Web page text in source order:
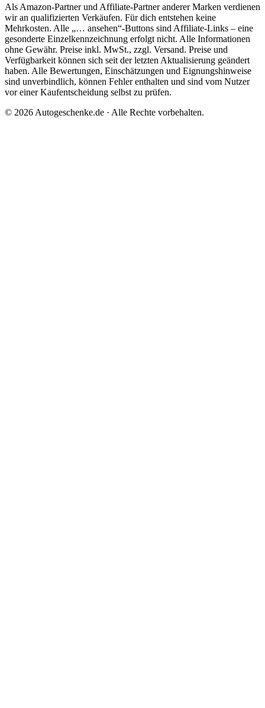
Als Amazon-Partner und Affiliate-Partner anderer Marken verdienen
wir an qualifizierten Verkäufen. Für dich entstehen keine
Mehrkosten. Alle „… ansehen“-Buttons sind Affiliate-Links – eine
gesonderte Einzelkennzeichnung erfolgt nicht. Alle Informationen
ohne Gewähr. Preise inkl. MwSt., zzgl. Versand. Preise und
Verfügbarkeit können sich seit der letzten Aktualisierung geändert
haben. Alle Bewertungen, Einschätzungen und Eignungshinweise
sind unverbindlich, können Fehler enthalten und sind vom Nutzer
vor einer Kaufentscheidung selbst zu prüfen.
© 2026 Autogeschenke.de · Alle Rechte vorbehalten.